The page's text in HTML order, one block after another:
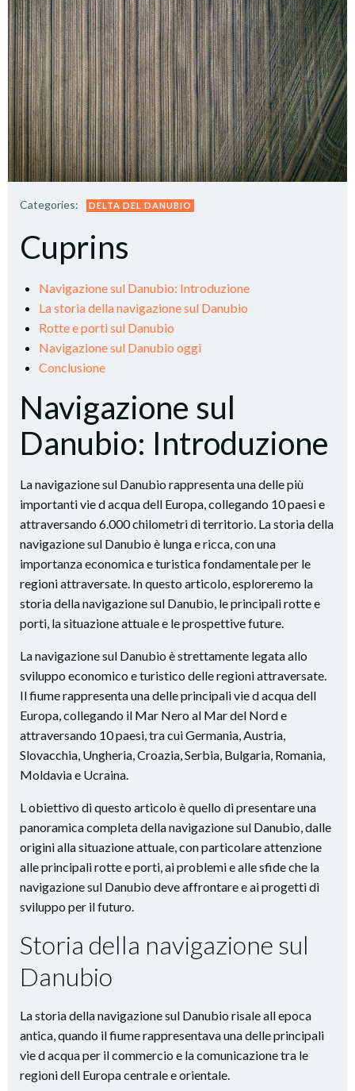
Categories: DELTA DEL DANUBIO
Cuprins
Navigazione sul Danubio: Introduzione
La storia della navigazione sul Danubio
Rotte e porti sul Danubio
Navigazione sul Danubio oggi
Conclusione
Navigazione sul
Danubio: Introduzione
La navigazione sul Danubio rappresenta una delle più
importanti vie d acqua dell Europa, collegando 10 paesi e
attraversando 6.000 chilometri di territorio. La storia della
navigazione sul Danubio è lunga e ricca, con una
importanza economica e turistica fondamentale per le
regioni attraversate. In questo articolo, esploreremo la
storia della navigazione sul Danubio, le principali rotte e
porti, la situazione attuale e le prospettive future.
La navigazione sul Danubio è strettamente legata allo
sviluppo economico e turistico delle regioni attraversate.
Il fiume rappresenta una delle principali vie d acqua dell
Europa, collegando il Mar Nero al Mar del Nord e
attraversando 10 paesi, tra cui Germania, Austria,
Slovacchia, Ungheria, Croazia, Serbia, Bulgaria, Romania,
Moldavia e Ucraina.
L obiettivo di questo articolo è quello di presentare una
panoramica completa della navigazione sul Danubio, dalle
origini alla situazione attuale, con particolare attenzione
alle principali rotte e porti, ai problemi e alle sfide che la
navigazione sul Danubio deve affrontare e ai progetti di
sviluppo per il futuro.
Storia della navigazione sul
Danubio
La storia della navigazione sul Danubio risale all epoca
antica, quando il fiume rappresentava una delle principali
vie d acqua per il commercio e la comunicazione tra le
regioni dell Europa centrale e orientale.